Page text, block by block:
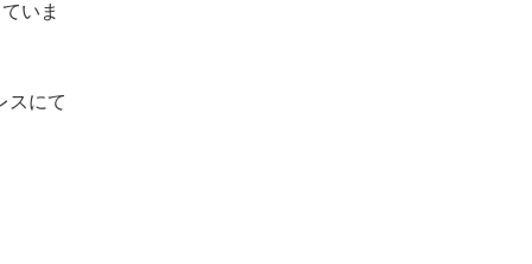
いま
スにて